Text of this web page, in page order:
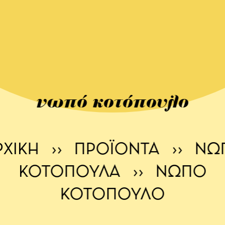
νωπό κοτόπουλο
›› ΠΡΟΪΌΝΤΑ ››
ΚΟΤΌΠΟΥΛΑ ›› ΝΩΠΌ
ΚΟΤΌΠΟΥΛΟ